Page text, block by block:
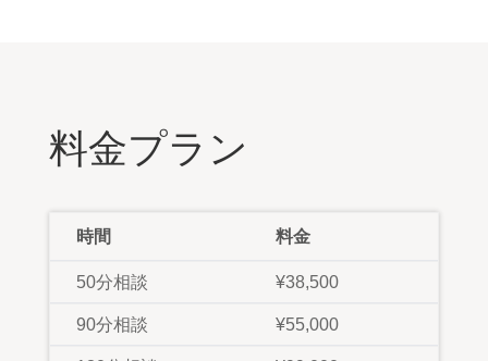
料金プラン
時間 料金
50分相談 ¥38,500
90分相談 ¥55,000